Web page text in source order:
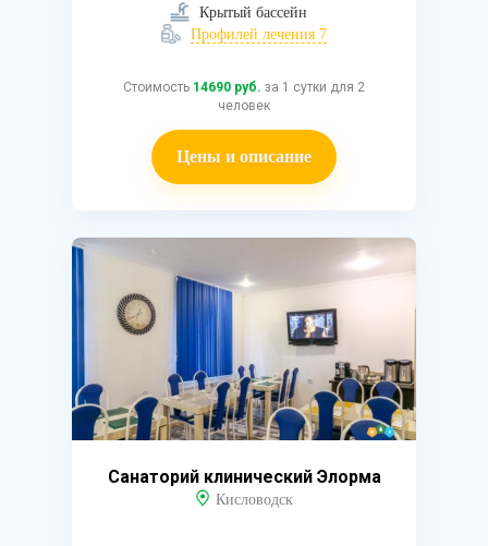
Крытый бассейн
Профилей лечения 7
Стоимость 14690 руб. за 1 сутки для 2
человек
Цены и описание
Санаторий клинический Элорма
Кисловодск